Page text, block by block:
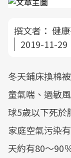
撰文者： 健
2019-11-29
冬天鋪床換棉
童氣喘、過敏
球5歲以下死於
家庭空氣污染
天約有80～90